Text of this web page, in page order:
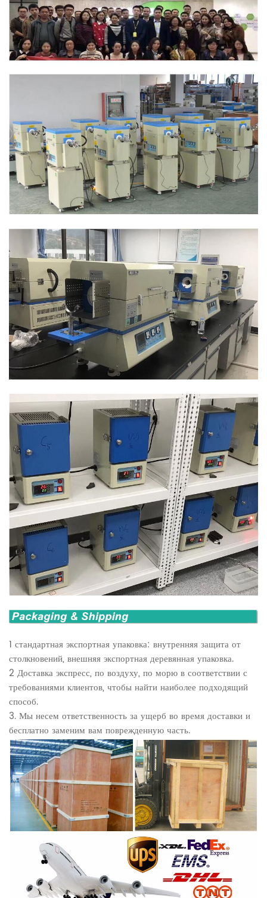
1 стандартная экспортная упаковка: внутренняя защита от
столкновений, внешняя экспортная деревянная упаковка.
2 Доставка экспресс, по воздуху, по морю в соответствии с
требованиями клиентов, чтобы найти наиболее подходящий
способ.
3. Мы несем ответственность за ущерб во время доставки и
бесплатно заменим вам поврежденную часть.